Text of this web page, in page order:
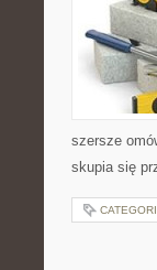
szersze
skupia się